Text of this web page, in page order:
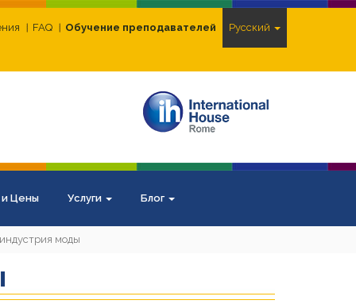
FAQ Обучение преподавателей Pусский
Цены Услуги Блог
моды